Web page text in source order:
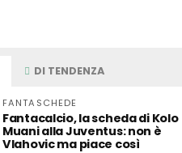
DI TENDENZA
FANTASCHEDE
Fantacalcio, la scheda di Kolo
Muani alla Juventus: non è
Vlahovic ma piace così